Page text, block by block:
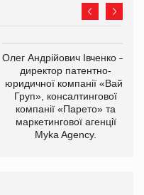
Олег Андрійович Івченко —
директор патентно-
юридичної компанії «Вайз
Груп», консалтингової
компанії «Парето» та
маркетингової агенції
Myka Agency.